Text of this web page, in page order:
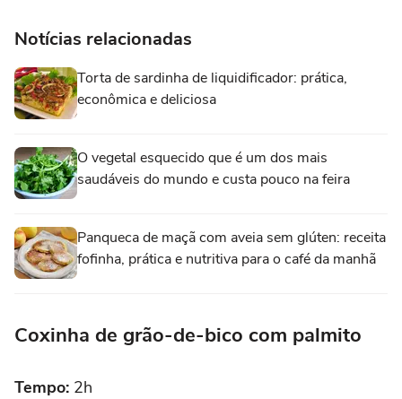
Notícias relacionadas
Torta de sardinha de liquidificador: prática,
econômica e deliciosa
O vegetal esquecido que é um dos mais
saudáveis do mundo e custa pouco na feira
Panqueca de maçã com aveia sem glúten: receita
fofinha, prática e nutritiva para o café da manhã
Coxinha de grão-de-bico com palmito
Tempo: 2h